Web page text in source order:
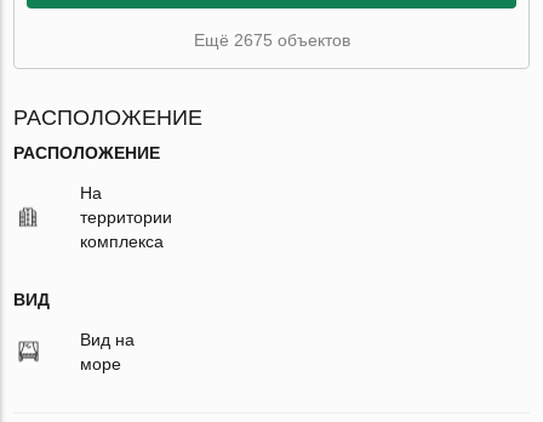
Ещё 2675 объектов
РАСПОЛОЖЕНИЕ
РАСПОЛОЖЕНИЕ
На
территории
комплекса
ВИД
Вид на
море